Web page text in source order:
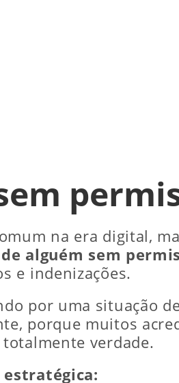
na era digital,
alguém sem
e indenizações.
por uma situação
porque muitos
verdade.